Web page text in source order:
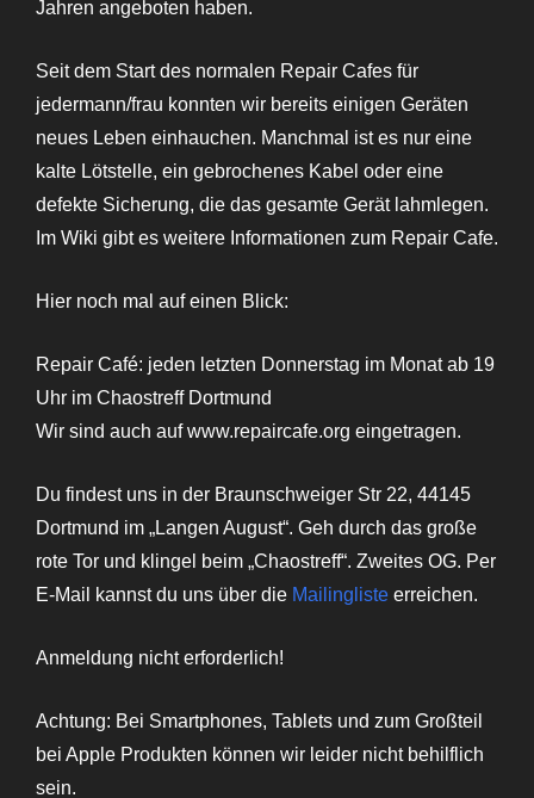
Jahren angeboten haben.
Seit dem Start des normalen Repair Cafes für
jedermann/frau konnten wir bereits einigen Geräten
neues Leben einhauchen. Manchmal ist es nur eine
kalte Lötstelle, ein gebrochenes Kabel oder eine
defekte Sicherung, die das gesamte Gerät lahmlegen.
Im Wiki gibt es weitere Informationen zum Repair Cafe.
Hier noch mal auf einen Blick:
Repair Café: jeden letzten Donnerstag im Monat ab 19
Uhr im Chaostreff Dortmund
Wir sind auch auf www.repaircafe.org eingetragen.
Du findest uns in der Braunschweiger Str 22, 44145
Dortmund im „Langen August“. Geh durch das große
rote Tor und klingel beim „Chaostreff“. Zweites OG. Per
E-Mail kannst du uns über die Mailingliste erreichen.
Anmeldung nicht erforderlich!
Achtung: Bei Smartphones, Tablets und zum Großteil
bei Apple Produkten können wir leider nicht behilflich
sein.